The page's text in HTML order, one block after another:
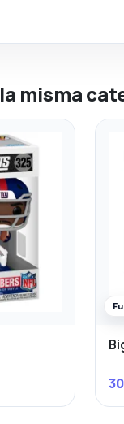
misma